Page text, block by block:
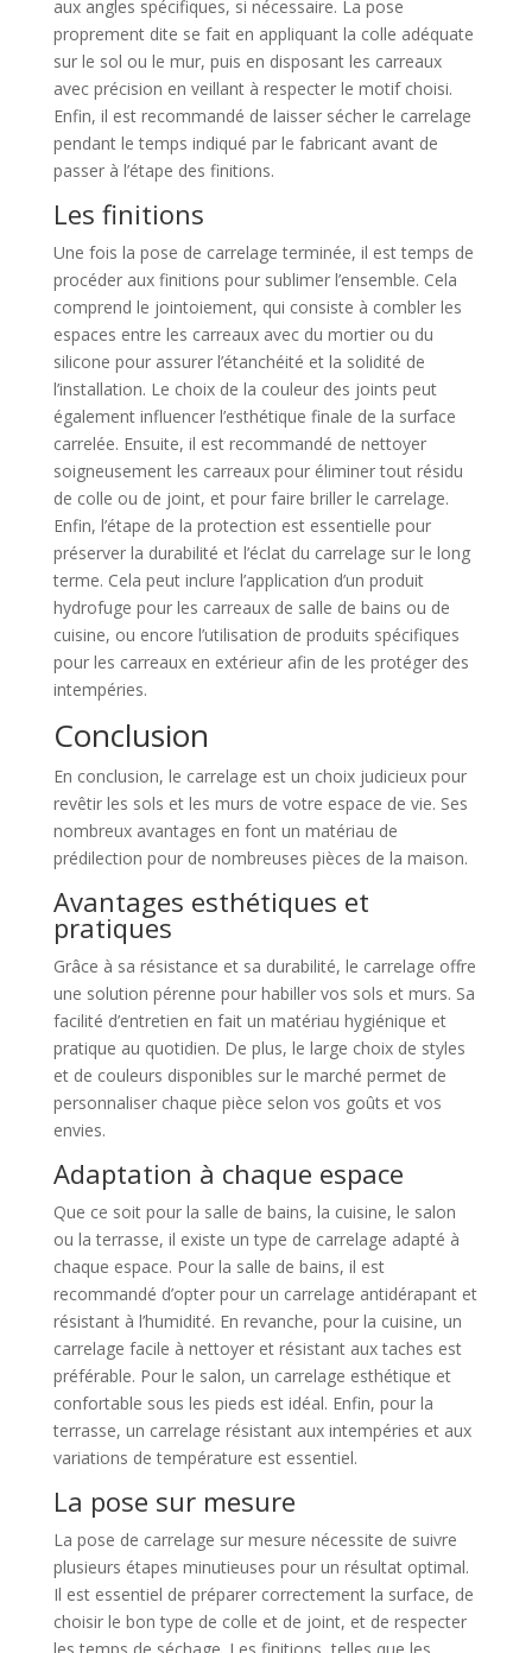
aux angles spécifiques, si nécessaire. La pose
proprement dite se fait en appliquant la colle adéquate
sur le sol ou le mur, puis en disposant les carreaux
avec précision en veillant à respecter le motif choisi.
Enfin, il est recommandé de laisser sécher le carrelage
pendant le temps indiqué par le fabricant avant de
passer à l’étape des finitions.
Les finitions
Une fois la pose de carrelage terminée, il est temps de
procéder aux finitions pour sublimer l’ensemble. Cela
comprend le jointoiement, qui consiste à combler les
espaces entre les carreaux avec du mortier ou du
silicone pour assurer l’étanchéité et la solidité de
l’installation. Le choix de la couleur des joints peut
également influencer l’esthétique finale de la surface
carrelée. Ensuite, il est recommandé de nettoyer
soigneusement les carreaux pour éliminer tout résidu
de colle ou de joint, et pour faire briller le carrelage.
Enfin, l’étape de la protection est essentielle pour
préserver la durabilité et l’éclat du carrelage sur le long
terme. Cela peut inclure l’application d’un produit
hydrofuge pour les carreaux de salle de bains ou de
cuisine, ou encore l’utilisation de produits spécifiques
pour les carreaux en extérieur afin de les protéger des
intempéries.
Conclusion
En conclusion, le carrelage est un choix judicieux pour
revêtir les sols et les murs de votre espace de vie. Ses
nombreux avantages en font un matériau de
prédilection pour de nombreuses pièces de la maison.
Avantages esthétiques et
pratiques
Grâce à sa résistance et sa durabilité, le carrelage offre
une solution pérenne pour habiller vos sols et murs. Sa
facilité d’entretien en fait un matériau hygiénique et
pratique au quotidien. De plus, le large choix de styles
et de couleurs disponibles sur le marché permet de
personnaliser chaque pièce selon vos goûts et vos
envies.
Adaptation à chaque espace
Que ce soit pour la salle de bains, la cuisine, le salon
ou la terrasse, il existe un type de carrelage adapté à
chaque espace. Pour la salle de bains, il est
recommandé d’opter pour un carrelage antidérapant et
résistant à l’humidité. En revanche, pour la cuisine, un
carrelage facile à nettoyer et résistant aux taches est
préférable. Pour le salon, un carrelage esthétique et
confortable sous les pieds est idéal. Enfin, pour la
terrasse, un carrelage résistant aux intempéries et aux
variations de température est essentiel.
La pose sur mesure
La pose de carrelage sur mesure nécessite de suivre
plusieurs étapes minutieuses pour un résultat optimal.
Il est essentiel de préparer correctement la surface, de
choisir le bon type de colle et de joint, et de respecter